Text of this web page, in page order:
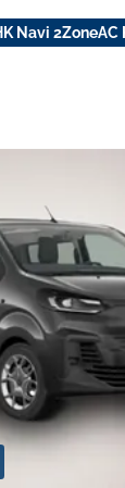
Navi 2ZoneAC